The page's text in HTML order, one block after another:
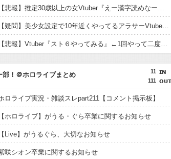
【悲報】推定30歳以上の女Vtuber『えー漢字読めなーいわかんなーい』 キッズリスナー『！？』
【疑問】美少女設定で10年近くやってるアラサーVtuberとか痛いとしか思えないんだが興奮するもんなの？
【悲報】Vtuber『スト６やってみる』←1回やって二度とやらないパターン多すぎだろｗｗｗｗ
11
111
部！＠ホロライブまとめ
ロライブ実況・雑談スレpart211【コメント掲示板】
【ホロライブ】がうる・ぐら卒業に関するお知らせ
【Live】がうるぐら、大切なお知らせ
咲シオン卒業に関するお知らせ